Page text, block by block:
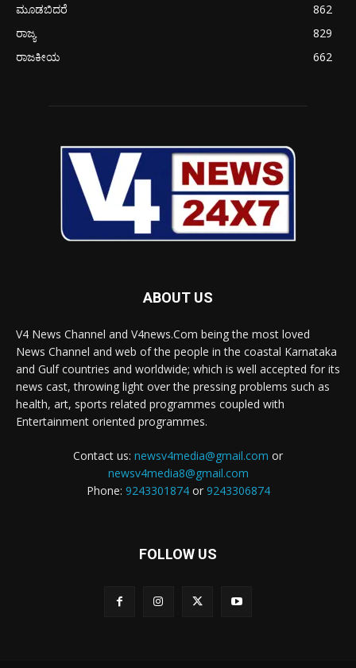
ಮೂಡಬಿದರೆ
862
ರಾಜ್ಯ
829
ರಾಜಕೀಯ
662
ABOUT US
V4 News Channel and V4news.Com being the most loved
News Channel and web of the people in the coastal Karnataka
and Gulf countries and worldwide; which is well accepted for its
news cast, throwing light over the pressing problems such as
health, art, sports related programmes coupled with
Entertainment oriented programmes.
Contact us: newsv4media@gmail.com or
newsv4media8@gmail.com
Phone: 9243301874or 9243306874
FOLLOW US